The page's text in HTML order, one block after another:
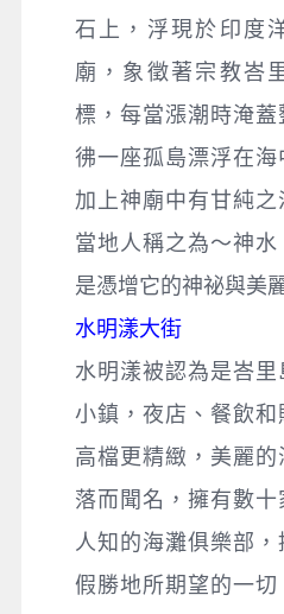
石上，浮現於印度
廟，象徵著宗教峇
標，每當漲潮時淹
彿一座孤島漂浮在海
加上神廟中有甘純之
當地人稱之為～神
是憑增它的神祕與美
水明漾大街
水明漾被認為是峇
小鎮，夜店、餐飲
高檔更精緻，美麗的
落而聞名，擁有數
人知的海灘俱樂部
假勝地所期望的一